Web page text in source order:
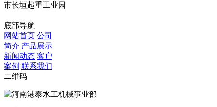
市长垣起重工业园
底部导航
网站首页 公司
简介 产品展示
新闻动态 客户
案例 联系我们
二维码